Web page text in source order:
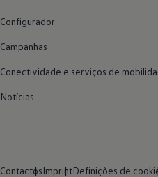
Configurador
Campanhas
Conectividade e serviços de
Notícias
ContactosImprintDefinições de